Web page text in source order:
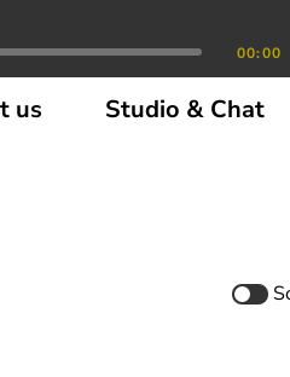
00:00
us Studio & Chat